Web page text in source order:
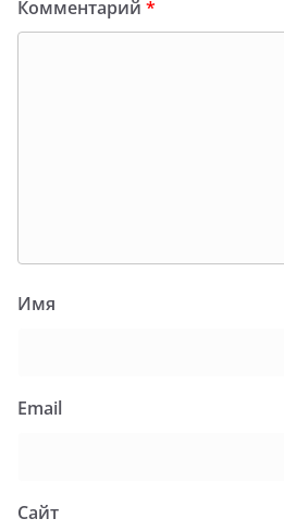
Комментарий *
Имя
Email
Сайт